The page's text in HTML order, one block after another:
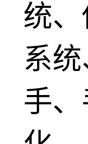
统
系
手